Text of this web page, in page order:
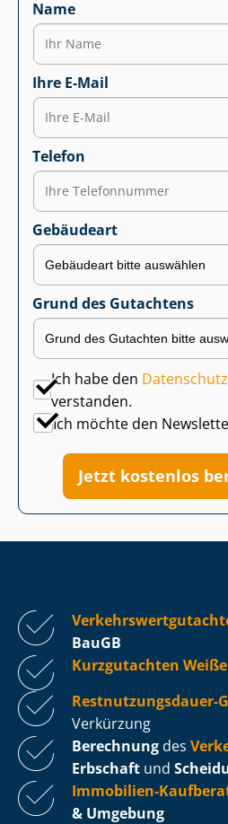
Name
Ihre E-Mail
Telefon
Gebäudeart
Grund des Gutachtens
Ich habe den Datenschutz
verstanden.
Ich möchte den
Jetzt kostenlos
BauGB
Kurzgutachten
Rest­nut­zungs­dau­er-
Verkürzung
Berechnung des
Erbschaft und
Immobilien-
& Umgebung